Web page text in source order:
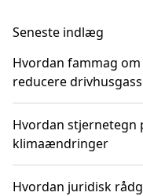
Seneste indlæg
Hvordan fammag
reducere
Hvordan stjernetegn
klimaændringer
Hvordan juridisk